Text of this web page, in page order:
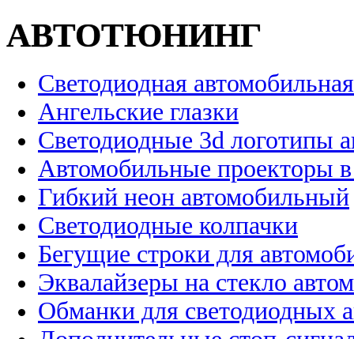
АВТОТЮНИНГ
Светодиодная
Ангельские глазки
Светодиодные 3d логотипы
Автомобильные проекторы
Гибкий неон автомобильный
Светодиодные колпачки
Бегущие строки для
Эквалайзеры на стекло
Обманки для светодиодных